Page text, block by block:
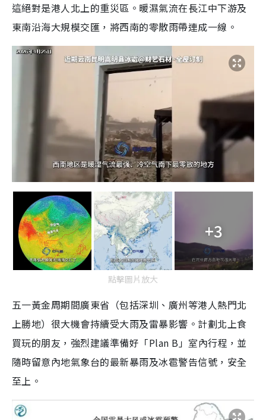
這絕對是港人北上的重災區。暖濕氣流在長江中下游及
東南沿海大規模交匯，將西南的零散雨帶連成一線。
+3
點擊圖片放大
五一黃金周期間廣東省（包括深圳、廣州等港人熱門北
上勝地）很大機會持續受大雨及雷暴影響。計劃北上食
買玩的朋友，強烈建議準備好「Plan B」室內行程，並
隨時留意內地氣象台的最新暴雨及冰雹警告信號，安全
至上。